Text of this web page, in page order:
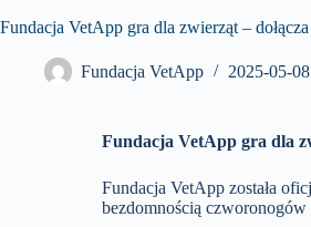
Fundacja VetApp gra dla zwierząt –
Fundacja VetApp 2025-05-08
Fundacja VetApp gra dla
Fundacja VetApp została
bezdomnością